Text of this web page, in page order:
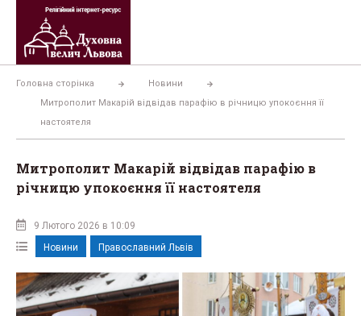
Перейти
вмісту
Головна сторінка
Новини
Митрополит Макарій відвідав парафію в річницю упокоєння її
настоятеля
Митрополит Макарій відвідав парафію в
річницю упокоєння її настоятеля
9 Лютого 2026 в 10:09
Новини
Православний Львів